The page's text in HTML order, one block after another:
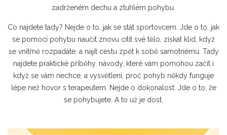
zadrženém dechu a ztuhlém pohybu.
Co najdete tady? Nejde o to, jak se stát sportovcem. Jde o to, jak
se pomocí pohybu naučit znovu cítit své tělo, získat klid, když
se vnitřně rozpadáte, a najít cestu zpět k sobě samotnému. Tady
najdete praktické příběhy, návody, které vám pomohou začít i
když se vám nechce, a vysvětlení, proč pohyb někdy funguje
lépe než hovor s terapeutem. Nejde o dokonalost. Jde o to, že
se pohybujete. A to už je dost.